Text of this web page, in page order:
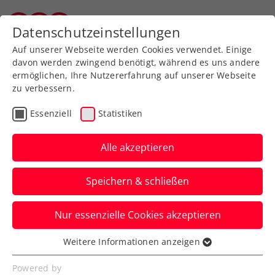
Zurück zur Newsübersicht
Turniere
Alle THIEM Kids Trophys
2026 im Überblick
Anmelden und mitspielen 💪
Verfasst von: Claudia Schlögl-Wandl, 22.05.2026
Datenschutzeinstellungen
Auf unserer Webseite werden Cookies verwendet. Einige
davon werden zwingend benötigt, während es uns andere
ermöglichen, Ihre Nutzererfahrung auf unserer Webseite
zu verbessern.
Essenziell Statistiken
Alle akzeptieren
Speichern & schließen
Nur essenzielle Cookies akzeptieren
Essenziell
Essenzielle Cookies werden für grundlegende
Weitere Informationen anzeigen
Powered by